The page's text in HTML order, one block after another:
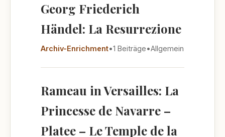
Georg Friederich
Händel: La Resurrezione
Archiv-Enrichment•1 Beiträge•Allgemein
Rameau in Versailles: La
Princesse de Navarre –
Platee – Le Temple de la